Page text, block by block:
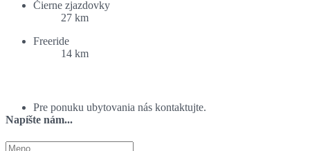
Čierne zjazdovky
27 km
Freeride
14 km
Pre ponuku ubytovania nás kontaktujte.
Napíšte nám...